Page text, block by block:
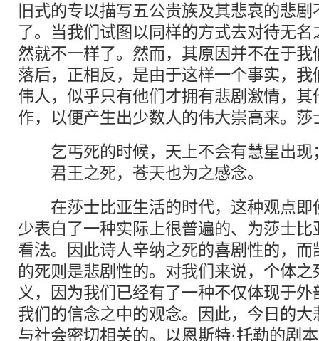
旧式的专以描写五公贵族及其悲哀的悲
了。当我们试图以同样的方式去对待无
然就不一样了。然而，其原因并不在于
落后，正相反，是由于这样一个事实，
伟人，似乎只有他们才拥有悲剧激情，
作，以便产生出少数人的伟大崇高来。莎
乞丐死的时候，天上不会有慧星出现
君王之死，苍天也为之感念。
在莎士比亚生活的时代，这种观点即
少表白了一种实际上很普遍的、为莎士
看法。因此诗人辛纳之死的喜剧性的，
的死则是悲剧性的。对我们来说，个体
义，因为我们已经有了一种不仅体现于
我们的信念之中的观念。因此，今日的
与社会密切相关的。以恩斯特·托勒的剧